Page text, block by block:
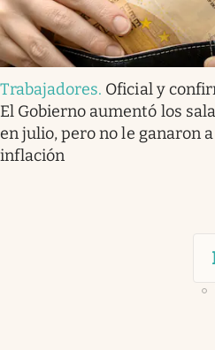
Trabajadores. Oficial y
El Gobierno aumentó los
en julio, pero no le ganaron
inflación